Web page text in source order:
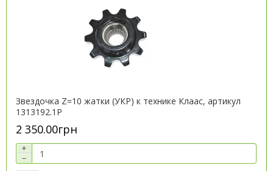
Звездочка Z=10 жатки (УКР) к технике Клаас, артикул
1313192.1P
2 350.00грн
+
−